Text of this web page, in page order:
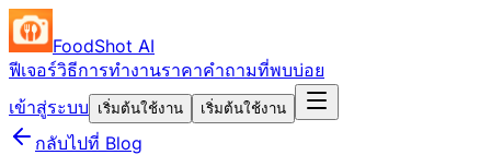
FoodShot AI
ฟีเจอร์วิธีการทำงานราคาคำถามที่พบบ่อย
เข้าสู่ระบบ
เริ่มต้นใช้งาน เริ่มต้นใช้งาน
กลับไปที่ Blog